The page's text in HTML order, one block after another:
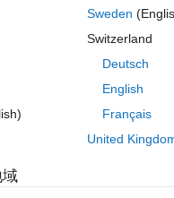
NVIDIA Drive
IP to run the external mode
Use
Sweden
Switzerland
Deutsch
English
Français
United